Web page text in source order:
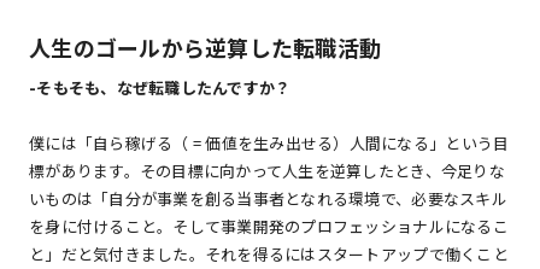
人生のゴールから逆算した転職活動
-そもそも、なぜ転職したんですか？
僕には「自ら稼げる（ = 価値を生み出せる）人間になる」という目
標があります。その目標に向かって人生を逆算したとき、今足りな
いものは「自分が事業を創る当事者となれる環境で、必要なスキル
を身に付けること。そして事業開発のプロフェッショナルになるこ
と」だと気付きました。それを得るにはスタートアップで働くこと